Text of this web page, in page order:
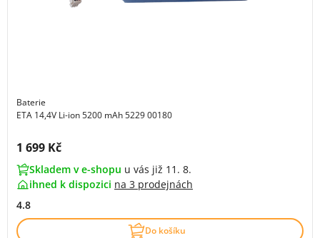
Baterie
ETA 14,4V Li-ion 5200 mAh 5229 00180
Cena s DPH:
1 699 Kč
Skladem v e-shopu u vás již 11. 8.
ihned k dispozici na 3 prodejnách
4.8
Do košíku